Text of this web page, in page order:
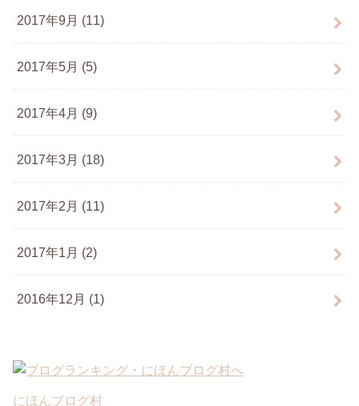
2017年9月 (11)
2017年5月 (5)
2017年4月 (9)
2017年3月 (18)
2017年2月 (11)
2017年1月 (2)
2016年12月 (1)
にほんブログ村